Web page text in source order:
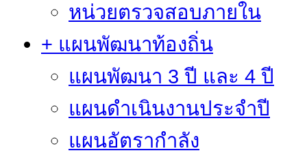
หน่วยตรวจสอบภายใน
+ แผนพัฒนาท้องถิ่น
แผนพัฒนา 3 ปี และ 4 ปี
แผนดำเนินงานประจำปี
แผนอัตรากำลัง